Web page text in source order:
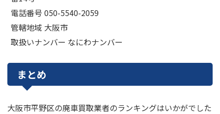
電話番号 050-5540-2059
管轄地域 大阪市
取扱いナンバー なにわナンバー
まとめ
大阪市平野区の廃車買取業者のランキングはいかがでした